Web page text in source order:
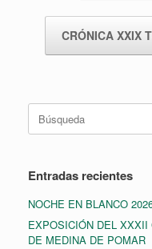
CRÓNICA XXIX
Entradas recientes
NOCHE EN BLANCO
EXPOSICIÓN DEL XXXII
DE MEDINA DE POMAR